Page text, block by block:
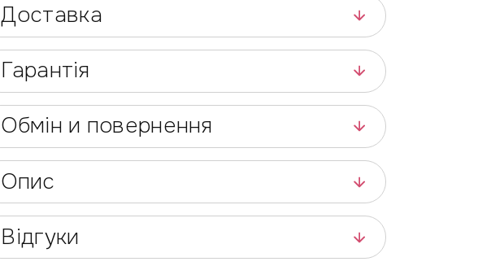
Доставка
Гарантія
Обмін и повернення
Опис
Відгуки